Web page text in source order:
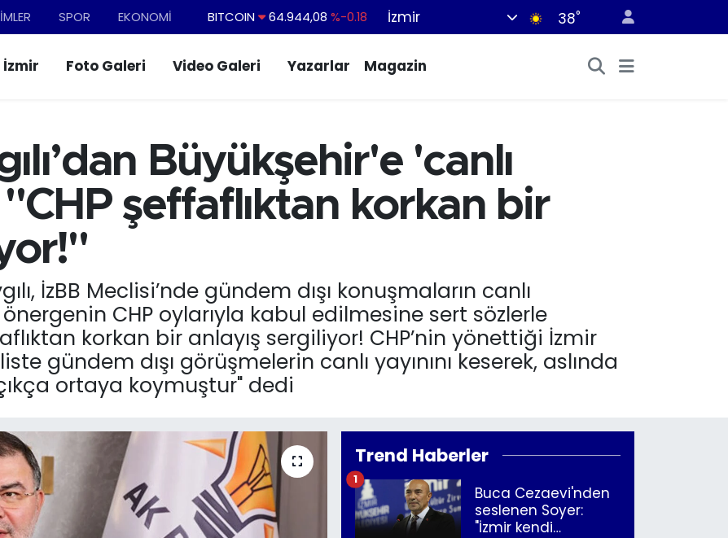
SPOR EKONOMİ
DOLAR
47,7436%0.18
BİST100
%-14
İzmir 38°
İzmir Foto Galeri Video Galeri Yazarlar Magazin
Büyükşehir'e 'canlı
şeffaflıktan korkan bir
İzBB Meclisi’nde gündem dışı konuşmaların canlı
CHP oylarıyla kabul edilmesine sert sözlerle
korkan bir anlayış sergiliyor! CHP’nin yönettiği İzmir
gündem dışı görüşmelerin canlı yayınını keserek, aslında
ortaya koymuştur" dedi
Trend Haberler
Buca Cezaevi'nden
seslenen Soyer:
"İzmir kendi
1